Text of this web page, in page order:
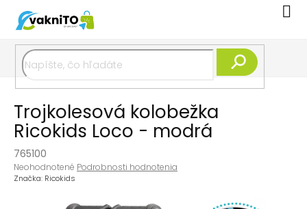
obsah
Trojkolesová kolobežka
Ricokids Loco - modrá
765100
Priemerné
hodnotenie
Neohodnotené Podrobnosti hodnotenia
Značka: Ricokids